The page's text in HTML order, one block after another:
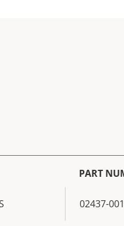
PART
02437-001